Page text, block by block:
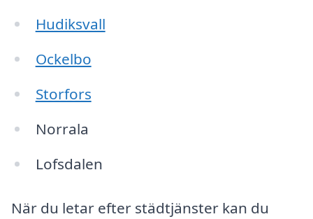
Hudiksvall
Ockelbo
Storfors
Norrala
Lofsdalen
När du letar efter städtjänster kan du